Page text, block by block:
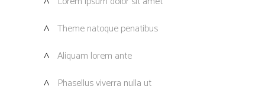
Theme natoque penatibus
Aliquam lorem ante
Phasellus viverra nulla ut